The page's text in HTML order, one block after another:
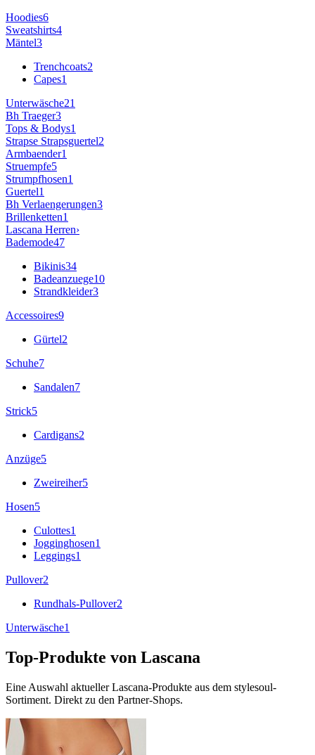
Hoodies6
Sweatshirts4
Mäntel3
Trenchcoats2
Capes1
Unterwäsche21
Bh Traeger3
Tops & Bodys1
Strapse Strapsguertel2
Armbaender1
Struempfe5
Strumpfhosen1
Guertel1
Bh Verlaengerungen3
Brillenketten1
Lascana Herren›
Bademode47
Bikinis34
Badeanzuege10
Strandkleider3
Accessoires9
Gürtel2
Schuhe7
Sandalen7
Strick5
Cardigans2
Anzüge5
Zweireiher5
Hosen5
Culottes1
Jogginghosen1
Leggings1
Pullover2
Rundhals-Pullover2
Unterwäsche1
Top-Produkte von Lascana
Eine Auswahl aktuellerLascana-Produkte aus dem stylesoul-
Sortiment. Direkt zu den Partner-Shops.